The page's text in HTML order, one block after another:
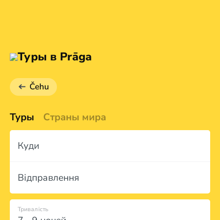
Туры в Prāga
Čehu
Туры Страны мира
Куди
Відправлення
Тривалість